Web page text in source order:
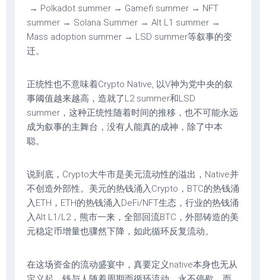
→ Polkadot summer → Gamefi summer → NFT
summer → Solana Summer → Alt L1 summer →
Mass adoption summer → LSD summer等叙事的变
迁。
正统性也不意味着Crypto Native, 以V神为党中央的叙
事阈值越来越高，造就了L2 summer和LSD
summer，这种正统性随着时间的推移，也不可能永远
成为叙事的主舞台，没有人能真的成神，除了中本
聪。
说到底，Crypto大牛市是美元流动性的溢出，Native并
不创造外部性。美元的热钱涌入Crypto，BTC的热钱涌
入ETH，ETH的热钱涌入DeFi/NFT生态，行业的热钱涌
入Alt L1/L2，熊市一来，全部回流BTC，外部铸造的美
元稳定币增量也骤然下降，如此循环反复流动。
在这场资金的流动盛宴中，真要定义native本身也无从